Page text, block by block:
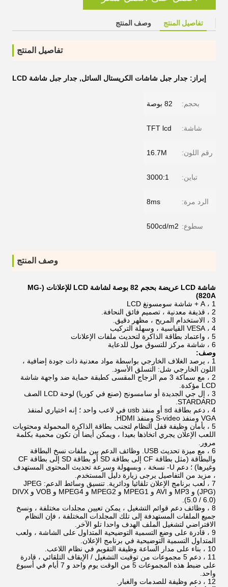
تفاصيل المنتج وصف المنتج
تفاصيل المنتج
إبراز: جدار جبل شاشات الكريستال السائل, جدار جبل شاشة LCD
بحجم: 82 بوصة
شاشة: TFT lcd
رقم اللون: 16.7M
تباين: 3000:1
الرد مرة: 8ms
سطوع: 500cd/m2
وصف المنتج
شاشة LCD عريضة بحجم 82 بوصة لشاشة LCD للإعلانات (MG-
820A)
1 ،
A + شاشة سومسونغ LCD
2 ، قذيفة معدنية ، تصميم فائق النحافة.
3 ، الاستخدام المريح ، مظهر دقيق.
4 ، VESA القياسية ، وسهلة التركيب
5 ، واعتماد بطاقة الذاكرة لتحديث ملفات الإعلانات
6 ، شاشة مركز للتسوق مول للدعاية
وصف:
1 ، يرصد الغلاف الخارجي بواسطة مواد معدنية ذات جودة إضافية ،
اللون الخارجي شل: التسلق الأسود.
2 ، مع سماكة 3 مم الزجاج المقسى كطبقة حماية ضد واجهة شاشة
LCD مؤكدة.
3 ، إل جي الجديدة أو سامسونج (صنع في كوريا) لوحة LCD الصف
STARDARD.
4 ، دعم بطاقة sd أو منفذ usb في لاعب واحد ؛
إنه اختياري لمنفذ
VGA ومنفذ S-video ومنفذ HDMI.
5 ، بأمان وظيفة قفل النظام لتجنب بطاقة الذاكرة المحمولة ومحتويات
اللعب الإعلان يجري اتخاذها بعيدا ، ويمكن أيضا أن تكون محمية بكلمة
مرور.
6 ، مع ميزة تحديث USB.
وظائف الدعم بين ملفات نسخ البطاقة
والبطاقة (مثل بطاقة CF إلى بطاقة SD أو بطاقة SD إلى بطاقة CF
وغيرها) ؛
دعم U- نسخة ، وبسهولة وسرعة تحديث المحتوى المستهدف
، مزيد من التفاصيل يرجى زيارة دليل المستخدم.
7 ، لعب برنامج الإعلان تلقائيا ودائرية.
تنسيق وسائط الدعم: JPEG
(JPG) و MP3 و AVI و MPEG1 و MPEG2 و MPEG4 و VOB و DIVX
(5.0 / 6.0).
8 ، وظائف دعم قوائم التشغيل ، يمكن تعيين مجلدات مختلفة ، ونسخ
جميع الملفات المستهدفة إلى تلك المجلدات المختلفة ، فإن النظام
الافتراضي لتشغيل الملف الهدف واحدا تلو الآخر.
9 ، قادرة على وضع التسمية التوضيحية المتداول على الشاشة ، ولعب
المتداول التسمية التوضيحية في برنامج الإعلان.
10 ، بناء على مدار الساعة وظيفة التقويم في نظام اللاعب.
11 ، دعم 5 مجموعات من توقيت التشغيل / الإيقاف التلقائي ، قادرة
على ضبط هذه المجموعات 5 من الوقت يوم واحد و 7 أيام في أسبوع
واحد.
12 ، دعم وظيفة للصدمات والغبار.